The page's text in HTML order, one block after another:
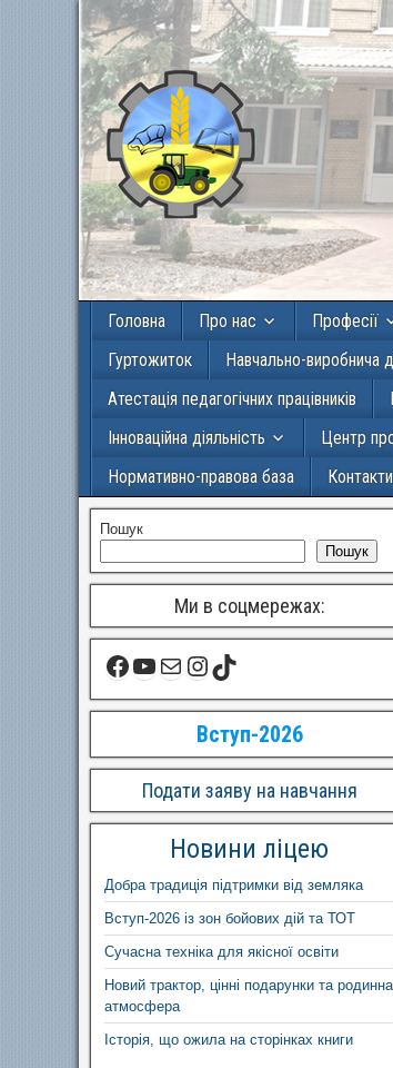
Головна Про нас Професії
Гуртожиток
Навчально-виробнича
Атестація педагогічних працівників
Інноваційна діяльність
Центр
Нормативно-правова база
Контакти
Пошук
Пошук
Ми в соцмережах:
Вступ-2026
Подати заяву на навчання
Новини ліцею
Добра традиція підтримки від земляка
Вступ-2026 із зон бойових дій та ТОТ
Сучасна техніка для якісної освіти
Новий трактор, цінні подарунки та родинна
атмосфера
Історія, що ожила на сторінках книги